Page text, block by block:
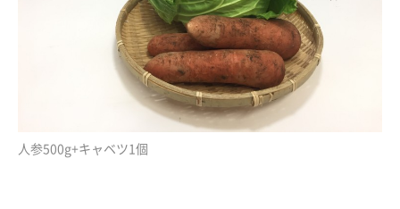
人参500g+キャベツ1個